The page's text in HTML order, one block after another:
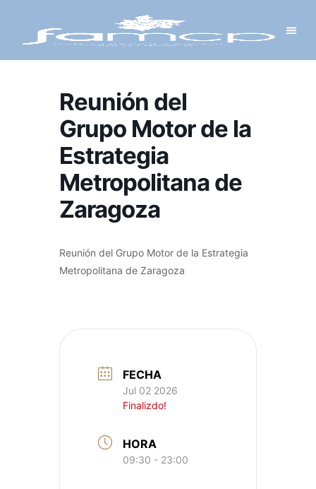
Reunión del
Grupo Motor de la
Estrategia
Metropolitana de
Zaragoza
Reunión del Grupo Motor de la Estrategia
Metropolitana de Zaragoza
FECHA
Jul 02 2026
Finalizdo!
HORA
09:30 - 23:00